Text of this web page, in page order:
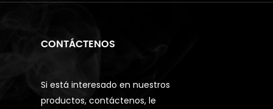
CONTÁCTENOS
Si está interesado en nuestros
productos, contáctenos, le